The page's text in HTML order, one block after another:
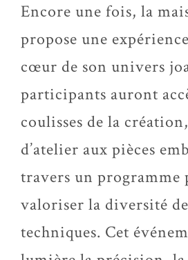
Encore une fois, la
propose une
cœur de son univers
participants auront
coulisses de la
d’atelier aux pièces
travers un programme
valoriser la diversité
techniques. Cet